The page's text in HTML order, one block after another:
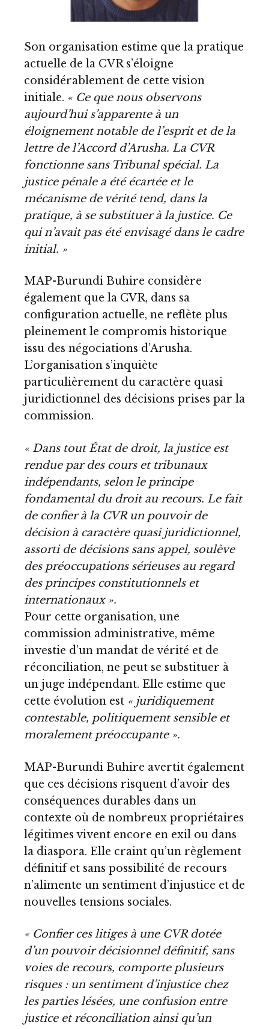
Son organisation estime que la pratique
actuelle de la CVR s’éloigne
considérablement de cette vision
initiale. « Ce que nous observons
aujourd’hui s’apparente à un
éloignement notable de l’esprit et de la
lettre de l’Accord d’Arusha. La CVR
fonctionne sans Tribunal spécial. La
justice pénale a été écartée et le
mécanisme de vérité tend, dans la
pratique, à se substituer à la justice. Ce
qui n’avait pas été envisagé dans le cadre
initial. »
MAP-Burundi Buhire considère
également que la CVR, dans sa
configuration actuelle, ne reflète plus
pleinement le compromis historique
issu des négociations d’Arusha.
L’organisation s’inquiète
particulièrement du caractère quasi
juridictionnel des décisions prises par la
commission.
« Dans tout État de droit, la justice est
rendue par des cours et tribunaux
indépendants, selon le principe
fondamental du droit au recours. Le fait
de confier à la CVR un pouvoir de
décision à caractère quasi juridictionnel,
assorti de décisions sans appel, soulève
des préoccupations sérieuses au regard
des principes constitutionnels et
internationaux ».
Pour cette organisation, une
commission administrative, même
investie d’un mandat de vérité et de
réconciliation, ne peut se substituer à
un juge indépendant. Elle estime que
cette évolution est « juridiquement
contestable, politiquement sensible et
moralement préoccupante ».
MAP-Burundi Buhire avertit également
que ces décisions risquent d’avoir des
conséquences durables dans un
contexte où de nombreux propriétaires
légitimes vivent encore en exil ou dans
la diaspora. Elle craint qu’un règlement
définitif et sans possibilité de recours
n’alimente un sentiment d’injustice et de
nouvelles tensions sociales.
« Confier ces litiges à une CVR dotée
d’un pouvoir décisionnel définitif, sans
voies de recours, comporte plusieurs
risques : un sentiment d’injustice chez
les parties lésées, une confusion entre
justice et réconciliation ainsi qu’un